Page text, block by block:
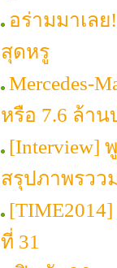
อร่ามมาเลย
สุดหรู
Mercedes-
หรือ 7.6 ล้าน
[Interview]
สรุปภาพรวว
ที่ 31